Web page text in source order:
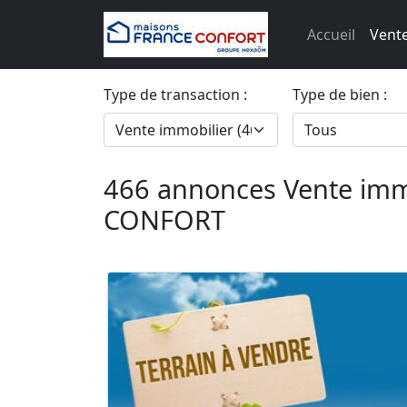
Accueil
Type de transaction : Type de bien :
466 annonces Vente
CONFORT